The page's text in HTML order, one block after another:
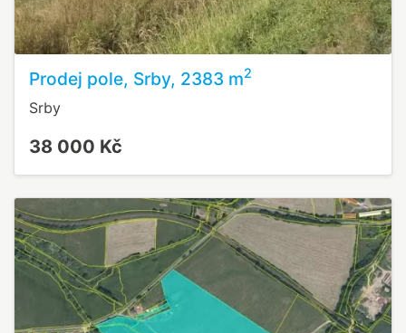
Prodej pole, Srby, 2383 m2
Srby
38 000 Kč